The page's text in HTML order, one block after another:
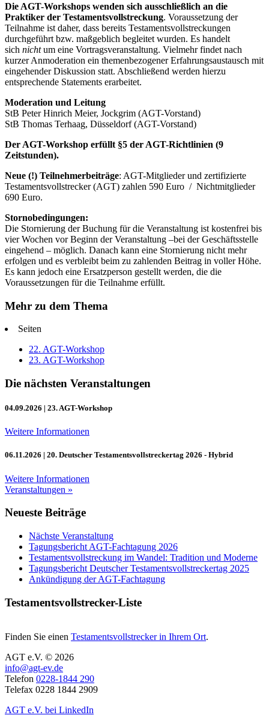
Die AGT-Workshops wenden sich ausschließlich an die
Praktiker der Testamentsvollstreckung. Voraussetzung der
Teilnahme ist daher, dass bereits Testamentsvollstreckungen
durchgeführt bzw. maßgeblich begleitet wurden. Es handelt
sich nichtum eine Vortragsveranstaltung. Vielmehr findet nach
kurzer Anmoderation ein themenbezogener Erfahrungsaustausch mit
eingehender Diskussion statt. Abschließend werden hierzu
entsprechende Statements erarbeitet.
Moderation und Leitung
StB Peter Hinrich Meier, Jockgrim (AGT-Vorstand)
StB Thomas Terhaag, Düsseldorf (AGT-Vorstand)
Der AGT-Workshop erfüllt §5 der AGT-Richtlinien (9
Zeitstunden).
Neue (!) Teilnehmerbeiträge: AGT-Mitglieder und zertifizierte
Testamentsvollstrecker (AGT) zahlen 590 Euro / Nichtmitglieder
690 Euro.
Stornobedingungen:
Die Stornierung der Buchung für die Veranstaltung ist kostenfrei bis
vier Wochen vor Beginn der Veranstaltung –bei der Geschäftsstelle
eingehend – möglich. Danach kann eine Stornierung nicht mehr
erfolgen und es verbleibt beim zu zahlenden Beitrag in voller Höhe.
Es kann jedoch eine Ersatzperson gestellt werden, die die
Voraussetzungen für die Teilnahme erfüllt.
Mehr zu dem Thema
Seiten
22. AGT-Workshop
23. AGT-Workshop
Die nächsten Veranstaltungen
04.09.2026 | 23. AGT-Workshop
Weitere Informationen
06.11.2026 | 20. Deutscher Testamentsvollstreckertag 2026 - Hybrid
Weitere Informationen
Veranstaltungen »
Neueste Beiträge
Nächste Veranstaltung
Tagungsbericht AGT-Fachtagung 2026
Testamentsvollstreckung im Wandel: Tradition und Moderne
Tagungsbericht Deutscher Testamentsvollstreckertag 2025
Ankündigung der AGT-Fachtagung
Testamentsvollstrecker-Liste
Finden Sie einen Testamentsvollstrecker in Ihrem Ort.
AGT e.V. © 2026
info@agt-ev.de
Telefon 0228-1844 290
Telefax 0228 1844 2909
AGT e.V. bei LinkedIn